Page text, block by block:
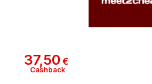
37,50 €
Cashback